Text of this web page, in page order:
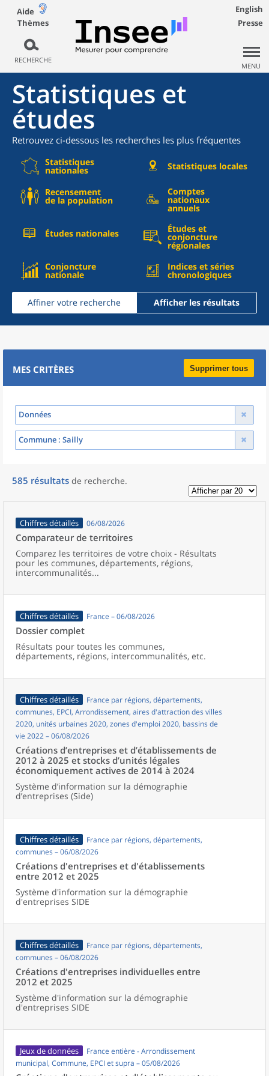
Aide
Thèmes
RECHERCHE
English
Presse
MENU
Statistiques et
études
Retrouvez ci-dessous les recherches les plus fréquentes
Statistiques
nationales Statistiques locales
Recensement
de la population
Comptes
nationaux
annuels
Études nationales Études et
conjoncture
régionales
Conjoncture
nationale
Indices et séries
chronologiques
Affiner votre recherche Afficher les résultats
MES CRITÈRES Supprimer tous
Données
Commune : Sailly
585 résultats de recherche.
Chiffres détaillés 06/08/2026
Comparateur de territoires
Comparez les territoires de votre choix - Résultats
pour les communes, départements, régions,
intercommunalités...
Chiffres détaillés France – 06/08/2026
Dossier complet
Résultats pour toutes les communes,
départements, régions, intercommunalités, etc.
Chiffres détaillés
France par régions, départements,
communes, EPCI, Arrondissement, aires d'attraction des villes
2020, unités urbaines 2020, zones d'emploi 2020, bassins de
vie 2022 – 06/08/2026
Créations d’entreprises et d’établissements de
2012 à 2025 et stocks d’unités légales
économiquement actives de 2014 à 2024
Système d’information sur la démographie
d’entreprises (Side)
Chiffres détaillés
France par régions, départements,
communes – 06/08/2026
Créations d'entreprises et d'établissements
entre 2012 et 2025
Système d'information sur la démographie
d'entreprises SIDE
Chiffres détaillés
France par régions, départements,
communes – 06/08/2026
Créations d'entreprises individuelles entre
2012 et 2025
Système d'information sur la démographie
d'entreprises SIDE
Jeux de données
France entière - Arrondissement
municipal, Commune, EPCI et supra – 05/08/2026